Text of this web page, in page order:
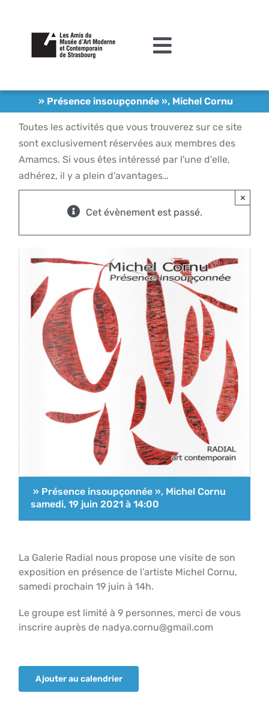
contenu
Toggle
L’association
Agenda
Actualités
Acquisitions et mécénat
Le MAMCS
Contact
» Présence insoupçonnée », Michel Cornu
Toutes les activités que vous trouverez sur ce site
sont exclusivement réservées aux membres des
Amamcs. Si vous êtes intéressé par l'une d'elle,
adhérez, il y a plein d'avantages…
Cet évènement est passé.
×
» Présence insoupçonnée », Michel Cornu
samedi, 19 juin 2021 à 14:00
La Galerie Radial nous propose une visite de son
exposition en présence de l’artiste Michel Cornu,
samedi prochain 19 juin à 14h.
Le groupe est limité à 9 personnes, merci de vous
inscrire auprès de nadya.cornu@gmail.com
Ajouter au calendrier